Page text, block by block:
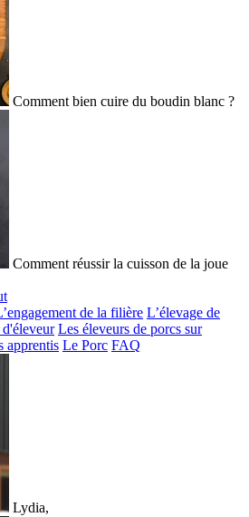
Comment bien cuire du boudin blanc ?
Comment réussir la cuisson de la joue
de la filière L’élevage de
Les éleveurs de porcs sur
apprentis Le Porc FAQ
Lydia,